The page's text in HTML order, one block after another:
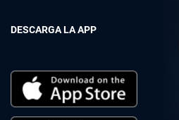
DESCARGA LA APP